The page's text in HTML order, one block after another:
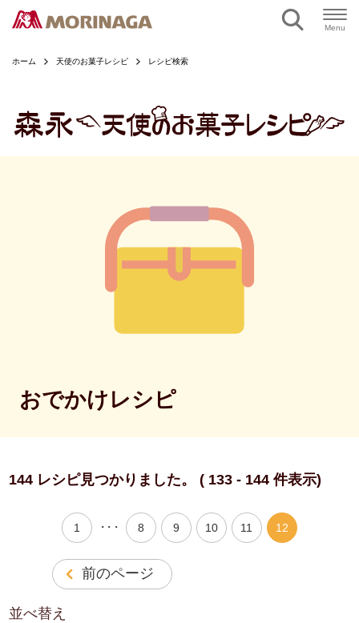
Menu
ホーム 天使のお菓子レシピ レシピ検索
おでかけレシピ
144 レシピ見つかりました。 ( 133 - 144 件表示)
前のページ
1 ・・・ 8 9 10 11 12
並べ替え